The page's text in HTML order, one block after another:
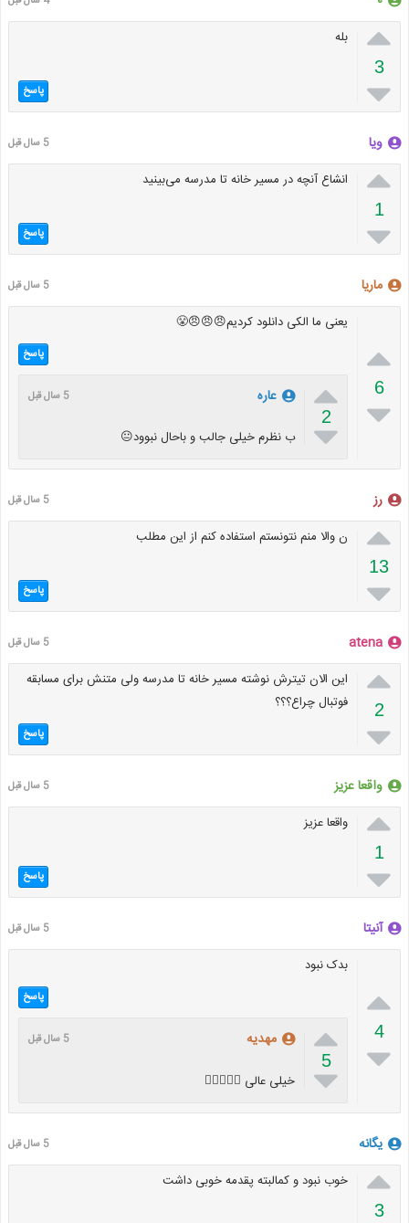

3

بله
پاسخ
ویا 5 سال قبل

1

انشاع آنچه در مسیر خانه تا مدرسه می‌بینید
پاسخ
ماریا 5 سال قبل

6

یعنی ما الکی دانلود کردیم😠😠😠😤
پاسخ

2

عاره 5 سال قبل
ب نظرم خیلی جالب و باحال نبوود😐
رز 5 سال قبل

13

ن والا منم نتونستم استفاده کنم از این مطلب
پاسخ
atena 5 سال قبل

2

این الان تیترش نوشته مسیر خانه تا مدرسه ولی متنش برای مسابقه
فوتبال چراع؟؟؟
پاسخ
واقعا عزیز 5 سال قبل

1

واقعا عزیز
پاسخ
آنیتا 5 سال قبل

4

بدک نبود
پاسخ

5

مهدیه 5 سال قبل
خیلی عالی 👍🏻🤞🏻😙
یگانه 5 سال قبل

3
خوب نبود و کمالبته پقدمه خوبی داشت